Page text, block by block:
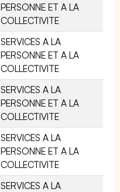
PERSONNE ET A LA
COLLECTIVITE
SERVICES A LA
PERSONNE ET A LA
COLLECTIVITE
SERVICES A LA
PERSONNE ET A LA
COLLECTIVITE
SERVICES A LA
PERSONNE ET A LA
COLLECTIVITE
SERVICES A LA